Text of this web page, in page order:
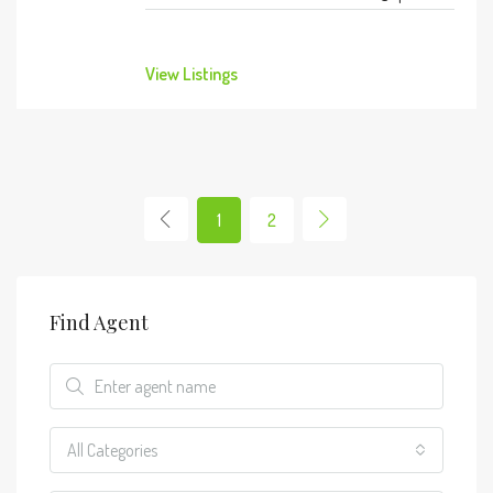
View Listings
1 2
Find Agent
All Categories